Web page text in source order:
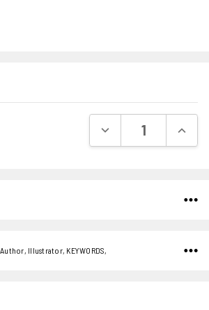
DECREASE
Author, Illustrator, KEYWORDS,